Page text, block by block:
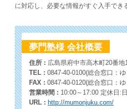
に対応し、必要な情報がすぐ入手でき
夢門塾様 会社概要
住所 : 広島県府中市高木町20番地
TEL : 0847-40-0100(総合窓口：
FAX : 0847-40-0120(総合窓口：
営業時間 : 10:00～17:00 定休日:
URL : http://mumonjuku.com/